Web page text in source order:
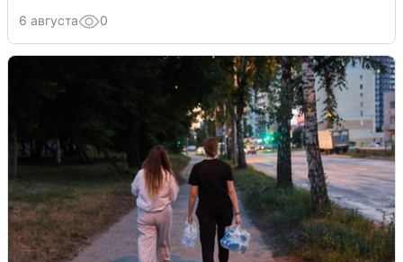
6 августа 0